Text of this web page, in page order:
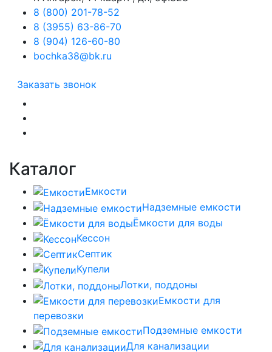
8 (800) 201-78-52
8 (3955) 63-86-70
8 (904) 126-60-80
bochka38@bk.ru
Заказать звонок
Каталог
Емкости
Надземные емкости
Ёмкости для воды
Кессон
Септик
Купели
Лотки, поддоны
Емкости для
перевозки
Подземные емкости
Для канализации